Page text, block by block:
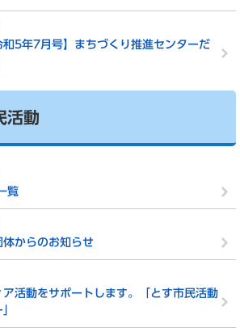
和5年7月号】まちづくり推進センターだ
活動
覧
からのお知らせ
活動をサポートします。「とす市民活動